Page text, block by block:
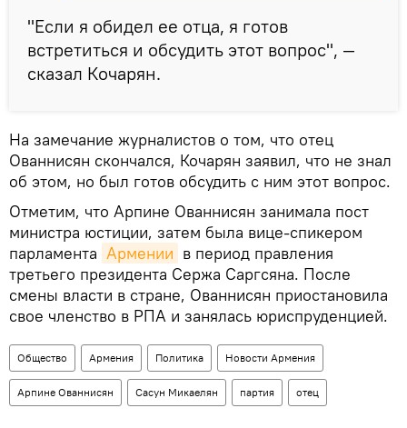
"Если я обидел ее отца, я готов
встретиться и обсудить этот вопрос", —
сказал Кочарян.
На замечание журналистов о том, что отец
Ованнисян скончался, Кочарян заявил, что не знал
об этом, но был готов обсудить с ним этот вопрос.
Отметим, что Арпине Ованнисян занимала пост
министра юстиции, затем была вице-спикером
парламента Армении в период правления
третьего президента Сержа Саргсяна. После
смены власти в стране, Ованнисян приостановила
свое членство в РПА и занялась юриспруденцией.
Общество Армения Политика Новости Армения
Арпине Ованнисян Сасун Микаелян партия отец